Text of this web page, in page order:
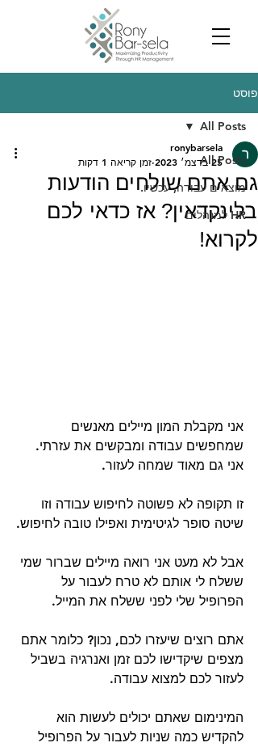
פוסט
All Posts
מוצאים עבודה, עכשיו.
HR למנהלים
All Posts
גם אתם שולחים הודעות
בלינקדאין? אז כדאי לכם
לקרוא!
ronybarsela
25 בדצמ׳ 2023
זמן קריאה 1 דקות
אני מקבלת המון מיילים מאנשים
שמחפשים עבודה ומבקשים את עזרתי.
אני גם מאוד שמחה לעזור.
זו תקופה לא פשוטה לחיפוש עבודה וזו
שיטה סופר לגיטימית ואפילו טובה לחיפוש.
אבל לא מעט אני רואה מיילים שברור שמי
ששלח לי אותם לא טרח לעבור על
הפרופיל שלי לפני ששלח את המייל.
אתם רוצים שיעזרו לכם, נכון? כלומר אתם
מצפים שיקדישו לכם זמן ואנרגיה בשביל
לעזור לכם למצוא עבודה.
המינימום שאתם יכולים לעשות הוא
להקדיש כמה שניות לעבור על הפרופיל